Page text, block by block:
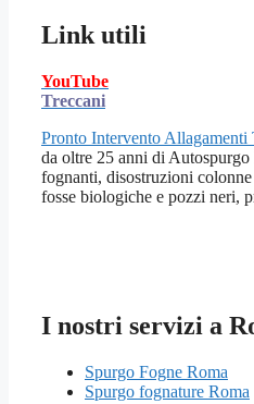
Link utili
YouTube
Treccani
Pronto Intervento Allagamenti
da oltre 25 anni di
fognanti, disostruzioni
fosse biologiche e pozzi neri,
I nostri servizi a
Spurgo Fogne Roma
Spurgo fognature Roma